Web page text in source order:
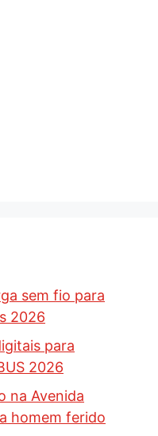
sem fio para
2026
para
2026
na Avenida
homem ferido